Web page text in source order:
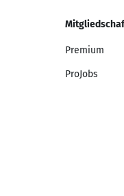
Premium
ProJobs